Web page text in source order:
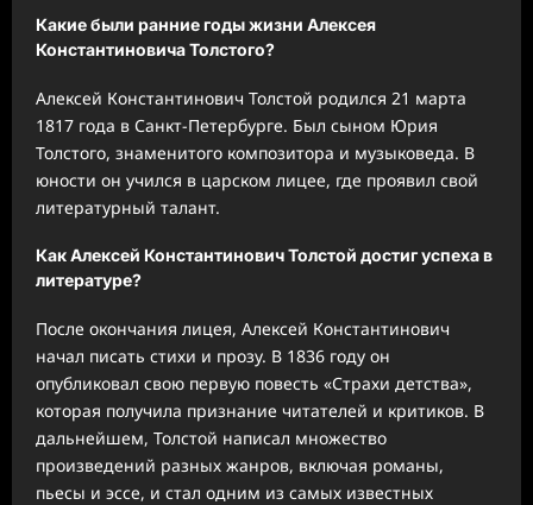
Какие были ранние годы жизни Алексея
Константиновича Толстого?
Алексей Константинович Толстой родился 21 марта
1817 года в Санкт-Петербурге. Был сыном Юрия
Толстого, знаменитого композитора и музыковеда. В
юности он учился в царском лицее, где проявил свой
литературный талант.
Как Алексей Константинович Толстой достиг успеха в
литературе?
После окончания лицея, Алексей Константинович
начал писать стихи и прозу. В 1836 году он
опубликовал свою первую повесть «Страхи детства»,
которая получила признание читателей и критиков. В
дальнейшем, Толстой написал множество
произведений разных жанров, включая романы,
пьесы и эссе, и стал одним из самых известных